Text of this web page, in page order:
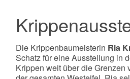
Die Krippenbaumeisterin Ria
Schatz für eine Ausstellung in
Krippen weit über die